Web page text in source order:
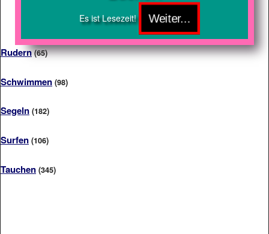
Es ist Lesezeit!
Rudern (65)
Schwimmen (98)
Segeln (182)
Surfen (106)
Tauchen (345)